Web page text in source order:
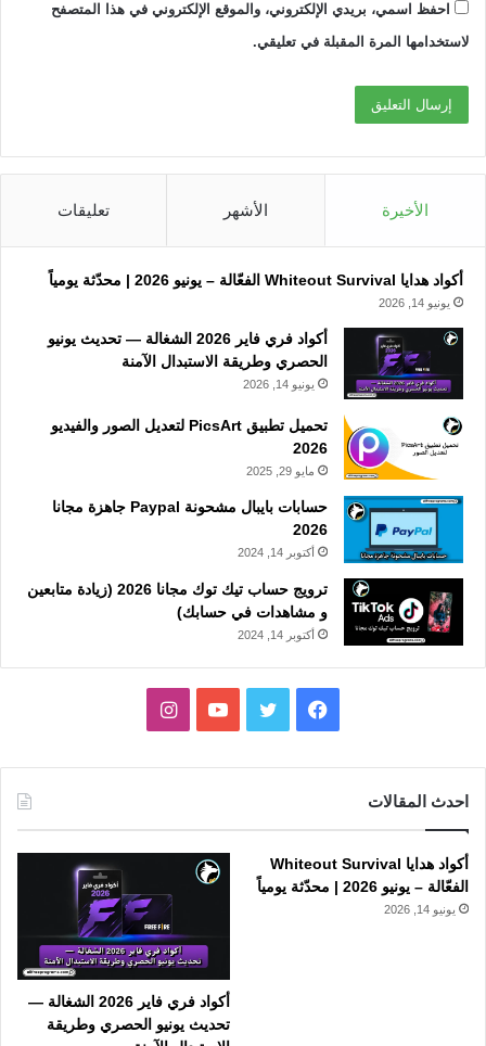
احفظ اسمي، بريدي الإلكتروني، والموقع الإلكتروني في هذا المتصفح
لاستخدامها المرة المقبلة في تعليقي.
الأخيرة الأشهر تعليقات
أكواد هدايا Whiteout Survival الفعّالة – يونيو 2026 | محدّثة يومياً
يونيو 14, 2026
أكواد فري فاير 2026 الشغالة — تحديث يونيو
الحصري وطريقة الاستبدال الآمنة
يونيو 14, 2026
تحميل تطبيق PicsArt لتعديل الصور والفيديو
2026
مايو 29, 2025
حسابات بايبال مشحونة Paypal جاهزة مجانا
2026
أكتوبر 14, 2024
ترويج حساب تيك توك مجانا 2026 (زيادة متابعين
و مشاهدات في حسابك)
أكتوبر 14, 2024
فيسبوك تويتر يوتيوبانستقرام
احدث المقالات
أكواد هدايا Whiteout Survival
الفعّالة – يونيو 2026 | محدّثة يومياً
يونيو 14, 2026
أكواد فري فاير 2026 الشغالة —
تحديث يونيو الحصري وطريقة